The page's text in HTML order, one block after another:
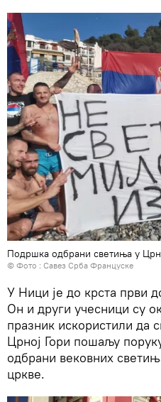
Подршка одбрани светиња у
© Фото : Савез Срба Француске
У Ници је до крста први
Он и други учесници су
празник искористили да
Црној Гори пошаљу
одбрани вековних
цркве.